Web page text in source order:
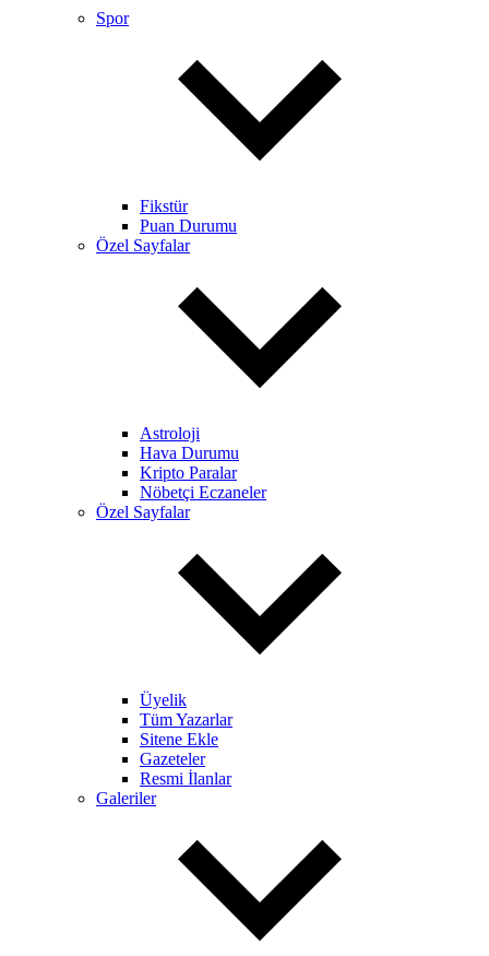
Spor
Fikstür
Puan Durumu
Özel Sayfalar
Astroloji
Hava Durumu
Kripto Paralar
Nöbetçi Eczaneler
Özel Sayfalar
Üyelik
Tüm Yazarlar
Sitene Ekle
Gazeteler
Resmi İlanlar
Galeriler